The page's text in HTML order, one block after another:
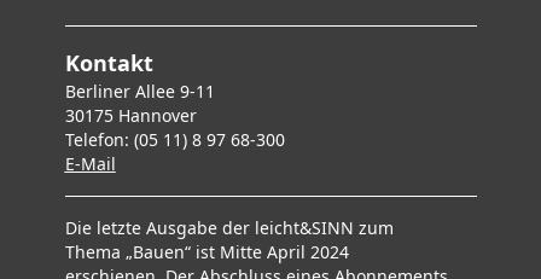
Kontakt
Berliner Allee 9-11
30175 Hannover
Telefon: (05 11) 8 97 68-300
E-Mail
Die letzte Ausgabe der leicht&SINN zum
Thema „Bauen“ ist Mitte April 2024